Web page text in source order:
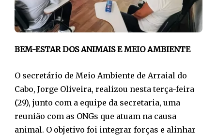
BEM-ESTAR DOS ANIMAIS E MEIO AMBIENTE
O secretário de Meio Ambiente de Arraial do
Cabo, Jorge Oliveira, realizou nesta terça-feira
(29), junto com a equipe da secretaria, uma
reunião com as ONGs que atuam na causa
animal. O objetivo foi integrar forças e alinhar